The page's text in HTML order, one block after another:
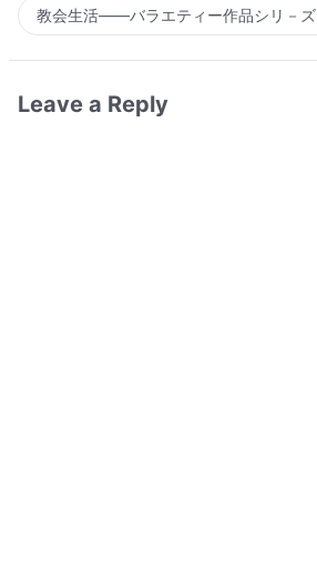
教会生活――バラエティー作品シリ－ズ
Leave a Reply